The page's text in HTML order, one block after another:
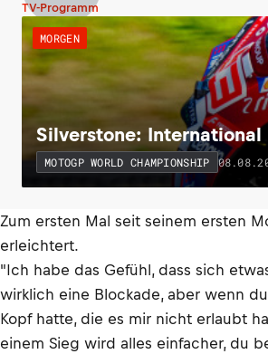
TV-Programm
MORGEN
Silverstone: International
MOTOGP WORLD CHAMPIONSHIP
Zum ersten Mal seit seinem ersten
erleichtert.
"Ich habe das Gefühl, dass sich
wirklich eine Blockade, aber wenn
Kopf hatte, die es mir nicht erlaubt
einem Sieg wird alles einfacher, du